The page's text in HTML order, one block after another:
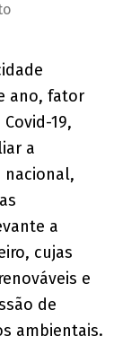
ano, fator
19,
a
nacional,
a
cujas
e
de
ambientais.